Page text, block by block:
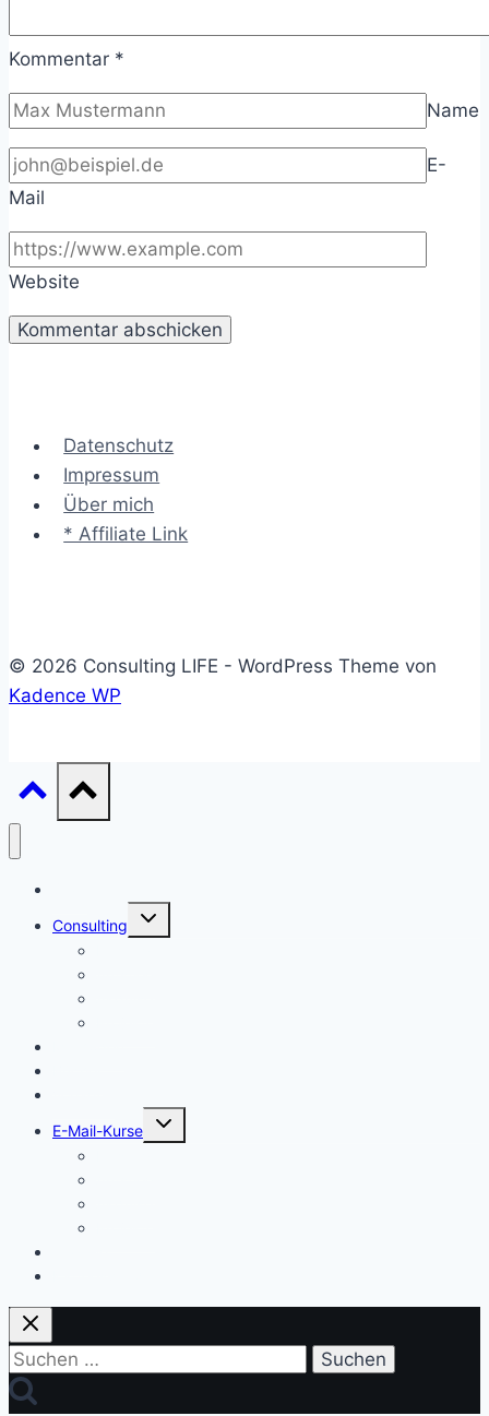
Kommentar *
Name
E-
Mail
Website
Datenschutz
Impressum
Über mich
* Affiliate Link
© 2026 Consulting LIFE - WordPress Theme von
Kadence WP
Consulting
Untermenü
E-Mail-Kurse
Untermenü
Suchen
nach: